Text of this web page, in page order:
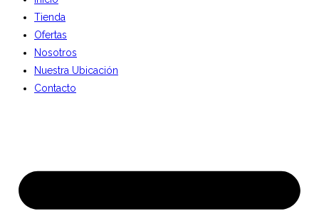
Tienda
Ofertas
Nosotros
Nuestra Ubicación
Contacto